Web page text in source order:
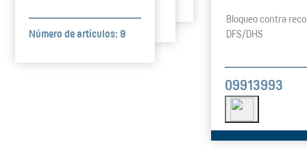
Número de artículos: 9
Bloqueo contra
DFS/DHS
09913993